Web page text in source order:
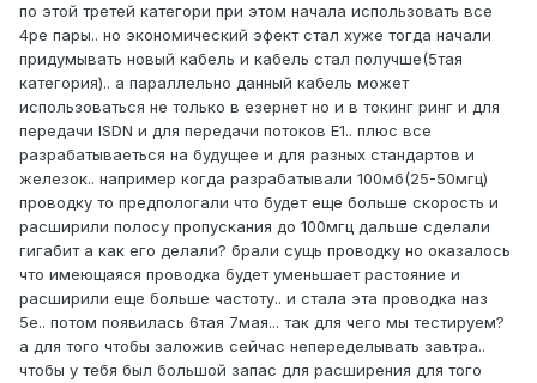
по этой третей категори при этом начала использовать все
4ре пары.. но экономический эфект стал хуже тогда начали
придумывать новый кабель и кабель стал получше(5тая
категория).. а параллельно данный кабель может
использоваться не только в езернет но и в токинг ринг и для
передачи ISDN и для передачи потоков Е1.. плюс все
разрабатываеться на будущее и для разных стандартов и
железок.. например когда разрабатывали 100мб(25-50мгц)
проводку то предпологали что будет еще больше скорость и
расширили полосу пропускания до 100мгц дальше сделали
гигабит а как его делали? брали сущь проводку но оказалось
что имеющаяся проводка будет уменьшает растояние и
расширили еще больше частоту.. и стала эта проводка наз
5е.. потом появилась 6тая 7мая... так для чего мы тестируем?
а для того чтобы заложив сейчас непеределывать завтра..
чтобы у тебя был большой запас для расширения для того